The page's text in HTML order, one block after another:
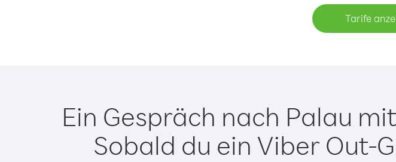
Tarife
Ein Gespräch nach Palau
Sobald du ein Viber Out-